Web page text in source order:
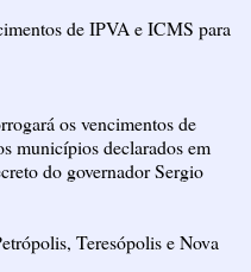
de IPVA e ICMS para
os vencimentos de
municípios declarados em
do governador Sergio
Teresópolis e Nova